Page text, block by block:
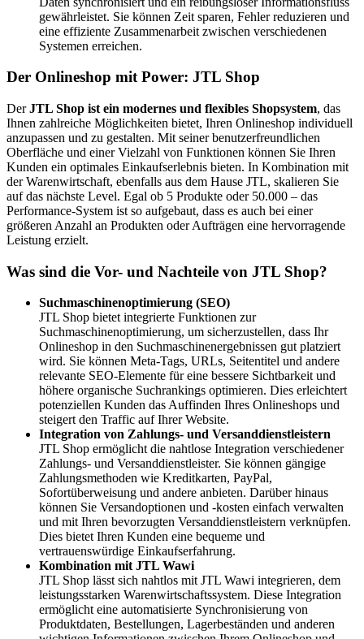
gewährleistet. Sie können Zeit sparen, Fehler reduzieren und
eine effiziente Zusammenarbeit zwischen verschiedenen
Systemen erreichen.
Der Onlineshop mit Power: JTL Shop
DerJTL Shop ist ein modernes und flexibles Shopsystem, das
Ihnen zahlreiche Möglichkeiten bietet, Ihren Onlineshop individuell
anzupassen und zu gestalten. Mit seiner benutzerfreundlichen
Oberfläche und einer Vielzahl von Funktionen können Sie Ihren
Kunden ein optimales Einkaufserlebnis bieten. In Kombination mit
der Warenwirtschaft, ebenfalls aus dem Hause JTL, skalieren Sie
auf das nächste Level. Egal ob 5 Produkte oder 50.000 – das
Performance-System ist so aufgebaut, dass es auch bei einer
größeren Anzahl an Produkten oder Aufträgen eine hervorragende
Leistung erzielt.
Was sind die Vor- und Nachteile von JTL Shop?
Suchmaschinenoptimierung (SEO)
JTL Shop bietet integrierte Funktionen zur
Suchmaschinenoptimierung, um sicherzustellen, dass Ihr
Onlineshop in den Suchmaschinenergebnissen gut platziert
wird. Sie können Meta-Tags, URLs, Seitentitel und andere
relevante SEO-Elemente für eine bessere Sichtbarkeit und
höhere organische Suchrankings optimieren. Dies erleichtert
potenziellen Kunden das Auffinden Ihres Onlineshops und
steigert den Traffic auf Ihrer Website.
Integration von Zahlungs- und Versanddienstleistern
JTL Shop ermöglicht die nahtlose Integration verschiedener
Zahlungs- und Versanddienstleister. Sie können gängige
Zahlungsmethoden wie Kreditkarten, PayPal,
Sofortüberweisung und andere anbieten. Darüber hinaus
können Sie Versandoptionen und -kosten einfach verwalten
und mit Ihren bevorzugten Versanddienstleistern verknüpfen.
Dies bietet Ihren Kunden eine bequeme und
vertrauenswürdige Einkaufserfahrung.
Kombination mit JTL Wawi
JTL Shop lässt sich nahtlos mit JTL Wawi integrieren, dem
leistungsstarken Warenwirtschaftssystem. Diese Integration
ermöglicht eine automatisierte Synchronisierung von
Produktdaten, Bestellungen, Lagerbeständen und anderen